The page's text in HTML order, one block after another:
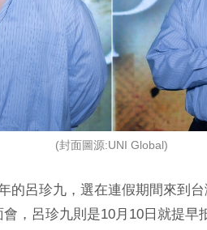
(封面圖源:UNI Global)
的呂珍九，選在連假期間來到
，呂珍九則是10月10日就提早